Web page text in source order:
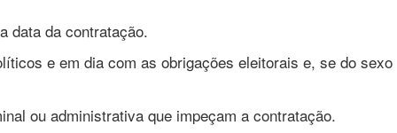
data da contratação.
e em dia com as obrigações eleitorais e, se do sexo
ou administrativa que impeçam a contratação.